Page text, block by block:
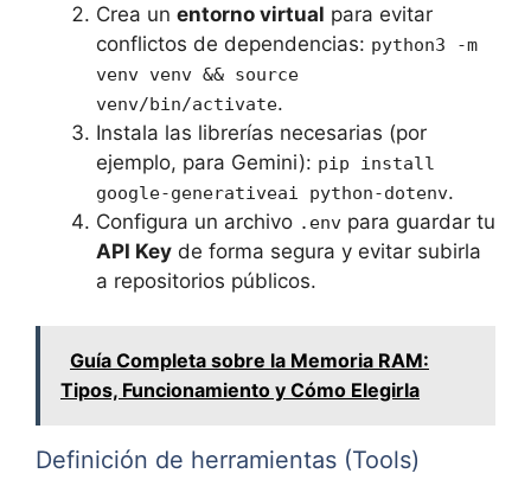
Crea un entorno virtual para evitar
conflictos de dependencias: python3 -m
venv venv && source
venv/bin/activate.
Instala las librerías necesarias (por
ejemplo, para Gemini): pip install
google-generativeai python-dotenv.
Configura un archivo .env para guardar tu
API Key de forma segura y evitar subirla
a repositorios públicos.
Guía Completa sobre la Memoria RAM:
Tipos, Funcionamiento y Cómo Elegirla
Definición de herramientas (Tools)